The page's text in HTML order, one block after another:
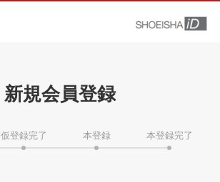
新規会員登録
仮登録完了 本登録 本登録完了